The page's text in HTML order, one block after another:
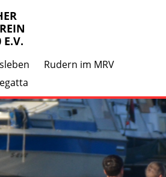
Rudern im MRV